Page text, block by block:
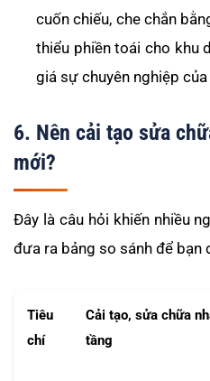
cuốn chiếu, che chắn
thiểu phiền toái cho khu
giá sự chuyên nghiệp
6. Nên cải tạo sửa
mới?
Đây là câu hỏi khiến nhiều
đưa ra bảng so sánh để bạn
Tiêu
chí
Cải tạo, sửa chữa
tầng